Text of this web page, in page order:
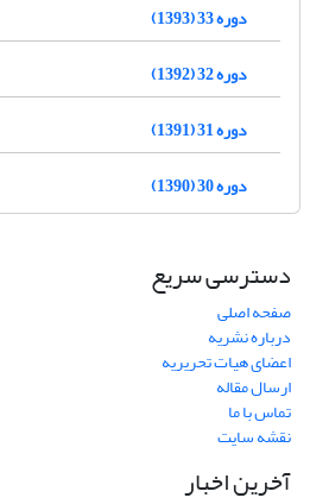
دوره 33 (1393)
دوره 32 (1392)
دوره 31 (1391)
دوره 30 (1390)
دسترسی سریع
صفحه اصلی
درباره نشریه
اعضای هیات تحریریه
ارسال مقاله
تماس با ما
نقشه سایت
آخرین اخبار